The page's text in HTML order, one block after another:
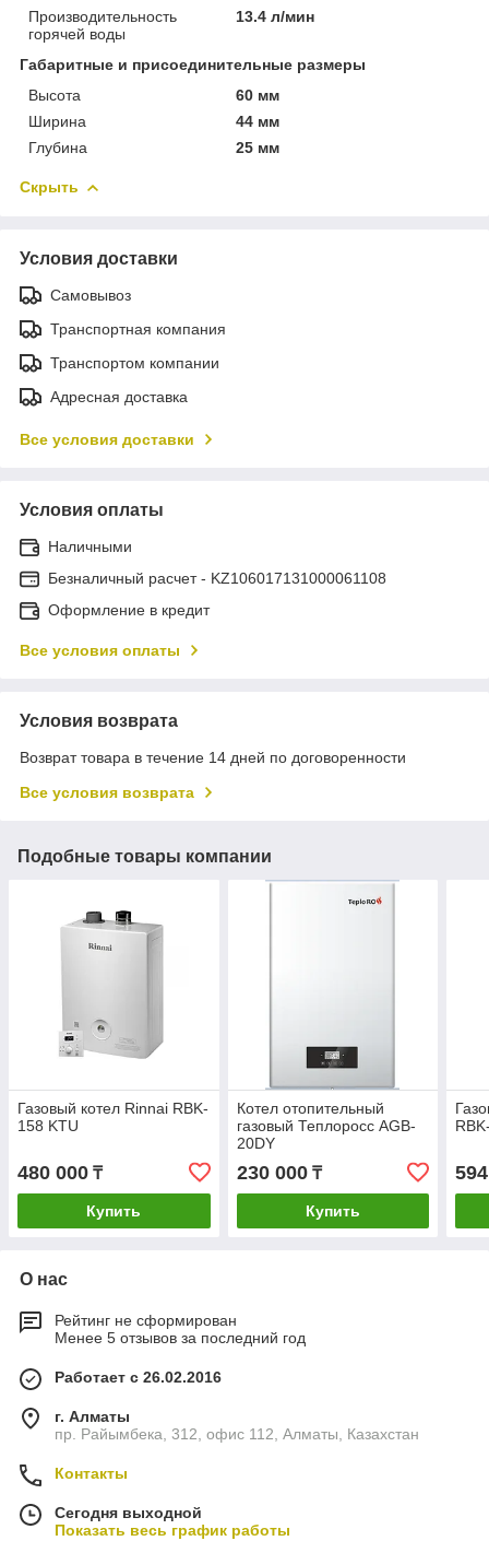
Производительность
горячей воды
13.4 л/мин
Габаритные и присоединительные размеры
Высота
60 мм
Ширина
44 мм
Глубина
25 мм
Скрыть
Условия доставки
Самовывоз
Транспортная компания
Транспортом компании
Адресная доставка
Все условия доставки
Условия оплаты
Наличными
Безналичный расчет - KZ106017131000061108
Оформление в кредит
Все условия оплаты
Условия возврата
Возврат товара в течение 14 дней по договоренности
Все условия возврата
Подобные товары компании
Газовый котел Rinnai RBK-
158 KTU
480 000 ₸
Купить
Котел отопительный
газовый Теплоросс AGB-
20DY
230 000₸
Купить
О нас
Рейтинг не сформирован
Менее 5 отзывов за последний год
Работает с 26.02.2016
г. Алматы
пр. Райымбека, 312, офис 112, Алматы, Казахстан
Контакты
Сегодня выходной
Показать весь график работы